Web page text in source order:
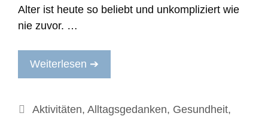
Alter ist heute so beliebt und unkompliziert wie
nie zuvor. …
Weiterlesen ➔
Kategorien
Aktivitäten, Alltagsgedanken, Gesundheit,